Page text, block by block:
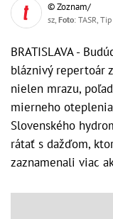
© Zoznam/
sz, Foto: TASR,
BRATISLAVA -
bláznivý repertoár
nielen mrazu,
mierneho
Slovenského
rátať s dažďom,
zaznamenali viac